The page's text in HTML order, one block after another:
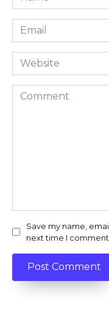
*
Email
*
Website
Comment
Save my name,
next time I comment.